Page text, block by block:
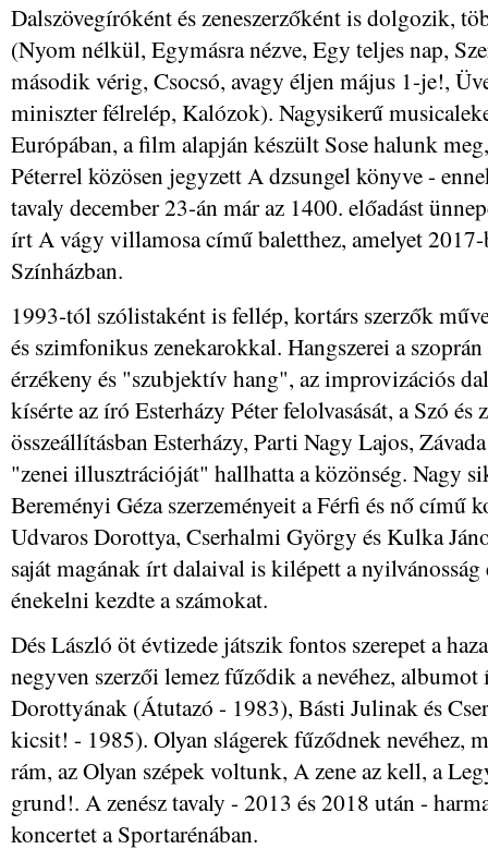
Dalszövegíróként és zeneszerzőként is dolgozik,
(Nyom nélkül, Egymásra nézve, Egy teljes nap,
második vérig, Csocsó, avagy éljen május 1-je!,
miniszter félrelép, Kalózok). Nagysikerű
Európában, a film alapján készült Sose halunk
Péterrel közösen jegyzett A dzsungel könyve -
tavaly december 23-án már az 1400. előadást
írt A vágy villamosa című baletthez, amelyet
Színházban.
1993-tól szólistaként is fellép, kortárs szerzők
és szimfonikus zenekarokkal. Hangszerei a
érzékeny és "szubjektív hang", az improvizációs
kísérte az író Esterházy Péter felolvasását, a Szó
összeállításban Esterházy, Parti Nagy Lajos,
"zenei illusztrációját" hallhatta a közönség. Nagy
Bereményi Géza szerzeményeit a Férfi és nő című
Udvaros Dorottya, Cserhalmi György és Kulka
saját magának írt dalaival is kilépett a
énekelni kezdte a számokat.
Dés László öt évtizede játszik fontos szerepet a
negyven szerzői lemez fűződik a nevéhez,
Dorottyának (Átutazó - 1983), Básti Julinak és
kicsit! - 1985). Olyan slágerek fűződnek nevéhez,
rám, az Olyan szépek voltunk, A zene az kell, a
grund!. A zenész tavaly - 2013 és 2018 után -
koncertet a Sportarénában.